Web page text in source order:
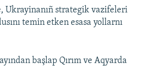
Ukrayinanıñ strategik vazifeleri
temin etken esasa yollarnı
başlap Qırım ve Aqyarda